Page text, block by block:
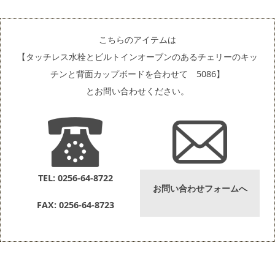
こちらのアイテムは
【タッチレス水栓とビルトインオーブンのあるチェリーのキッ
チンと背面カップボードを合わせて 5086】
とお問い合わせください。
TEL: 0256-64-8722
FAX: 0256-64-8723
お問い合わせフォームへ